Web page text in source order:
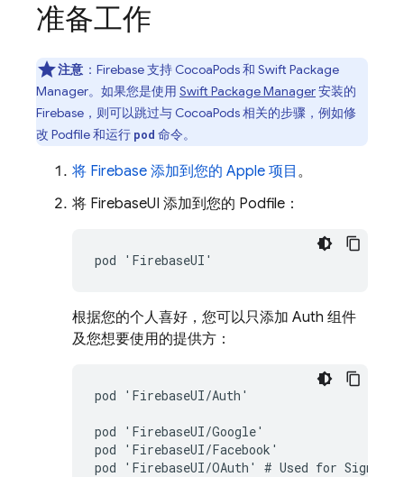
准备工作
注意 ：Firebase 支持 CocoaPods 和 Swift Package
Manager。如果您是使用 Swift Package Manager安装的
Firebase，则可以跳过与 CocoaPods 相关的步骤，例如修
改 Podfile 和运行 pod 命令。
将 Firebase 添加到您的 Apple 项目 。
将 FirebaseUI 添加到您的 Podfile：
根据您的个人喜好，您可以只添加 Auth 组件
及您想要使用的提供方：
pod 'FirebaseUI/Auth'
pod 'FirebaseUI/Google'
pod 'FirebaseUI/Facebook'
pod 'FirebaseUI/OAuth' # Used for Sign